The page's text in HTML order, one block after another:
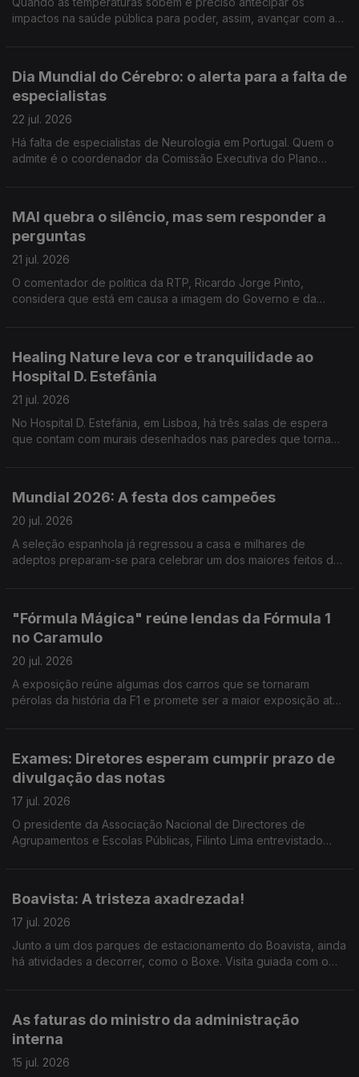
impactos na saúde pública para poder, assim, avançar com as
Dia Mundial do Cérebro: o alerta para a falta de
especialistas
22 jul. 2026
Há falta de especialistas de Neurologia em Portugal. Quem o
admite é o coordenador da Comissão Executiva do Plano
MAI quebra o silêncio, mas sem responder a
perguntas
21 jul. 2026
O comentador de politica da RTP, Ricardo Jorge Pinto,
considera que está em causa a imagem do Governo e da
Healing Nature leva cor e tranquilidade ao
Hospital D. Estefânia
21 jul. 2026
No Hospital D. Estefânia, em Lisboa, há três salas de espera
que contam com murais desenhados nas paredes que tornam
Mundial 2026: A festa dos campeões
20 jul. 2026
A seleção espanhola já regressou a casa e milhares de
adeptos preparam-se para celebrar um dos maiores feitos da
"Fórmula Mágica" reúne lendas da Fórmula 1
no Caramulo
20 jul. 2026
A exposição reúne algumas dos carros que se tornaram
pérolas da história da F1 e promete ser a maior exposição até
Exames: Diretores esperam cumprir prazo de
divulgação das notas
17 jul. 2026
O presidente da Associação Nacional de Directores de
Agrupamentos e Escolas Públicas, Filinto Lima entrevistado
Boavista: A tristeza axadrezada!
17 jul. 2026
Junto a um dos parques de estacionamento do Boavista, ainda
há atividades a decorrer, como o Boxe. Visita guiada com o
As faturas do ministro da administração
interna
15 jul. 2026